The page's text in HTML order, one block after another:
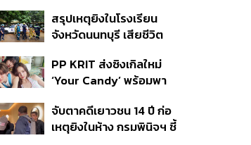
ที่ดิน เคลียร์ใบอนุญาต
โรงแรมค้าง 7 ปี
สรุปเหตุยิงในโรงเรียน
จังหวัดนนทบุรี เสียชีวิต
ปมค้นประวัติคดีกราดยิงที่
สหรัฐฯ
PP KRIT ส่งซิงเกิลใหม่
‘Your Candy’ พร้อมพา
สิกวิดีโอ
จับตาคดีเยาวชน 14 ปี ก่อ
เหตุยิงในห้าง กรมพินิจฯ ชี้